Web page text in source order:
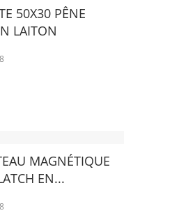
50X30 PÊNE
LAITON
MAGNÉTIQUE
EN...